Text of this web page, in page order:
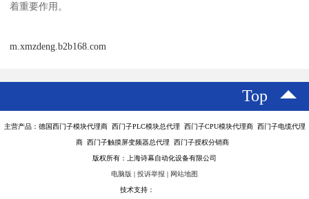
着重要作用。
m.xmzdeng.b2b168.com
Top
主营产品：德国西门子模块代理商 西门子PLC模块总代理 西门子CPU模块代理商 西门子电缆代理
商 西门子触摸屏变频器总代理 西门子授权分销商
版权所有：上海诗幕自动化设备有限公司
电脑版 | 投诉举报 | 网站地图
技术支持：